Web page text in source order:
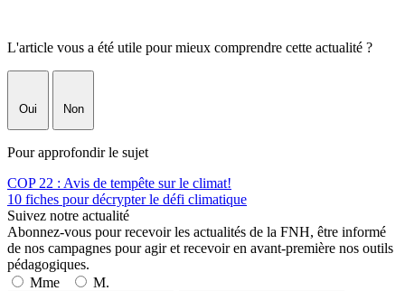
L'article vous a été utile pour mieux comprendre cette actualité ?
Oui Non
Pour approfondir le sujet
COP 22 : Avis de tempête sur le climat!
10 fiches pour décrypter le défi climatique
Suivez notre actualité
Abonnez-vous pour recevoir les actualités de la FNH, être informé
de nos campagnes pour agir et recevoir en avant-première nos outils
pédagogiques.
Mme
M.